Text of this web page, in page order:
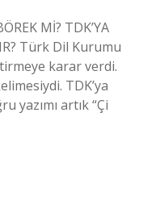
Mİ? TDK’YA
Türk Dil Kurumu
karar verdi.
TDK’ya
yazımı artık “Çi